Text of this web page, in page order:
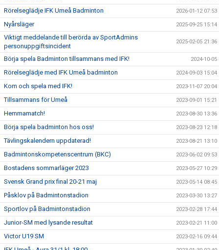
Rörelseglädje IFK Umeå Badminton 2026-01-12 07:53
Nyårsläger 2025-09-25 15:14
Viktigt meddelande till berörda av SportAdmins
personuppgiftsincident
2025-02-05 21:36
Börja spela Badminton tillsammans med IFK! 2024-10-05
Rörelseglädje med IFK Umeå badminton 2024-09-03 15:04
Kom och spela med IFK! 2023-11-07 20:04
Tillsammans för Umeå 2023-09-01 15:21
Hemmamatch! 2023-08-30 13:36
Börja spela badminton hos oss! 2023-08-23 12:18
Tävlingskalendern uppdaterad! 2023-08-21 13:10
Badmintonskompetenscentrum (BKC) 2023-06-02 09:53
Bostadens sommarläger 2023 2023-05-27 10:29
Svensk Grand prix final 20-21 maj 2023-05-14 08:45
Påsklov på Badmintonstadion 2023-03-30 13:27
Sportlov på Badmintonstadion 2023-02-28 17:44
Junior-SM med lysande resultat 2023-02-21 11:00
Victor U19 SM 2023-02-16 09:44